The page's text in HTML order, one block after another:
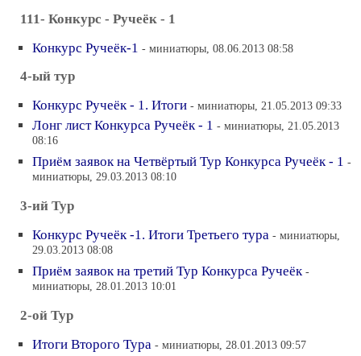
111- Конкурс - Ручеёк - 1
Конкурс Ручеёк-1 - миниатюры, 08.06.2013 08:58
4-ый тур
Конкурс Ручеёк - 1. Итоги - миниатюры, 21.05.2013 09:33
Лонг лист Конкурса Ручеёк - 1 - миниатюры, 21.05.2013
08:16
Приём заявок на Четвёртый Тур Конкурса Ручеёк - 1 -
миниатюры, 29.03.2013 08:10
3-ий Тур
Конкурс Ручеёк -1. Итоги Третьего тура - миниатюры,
29.03.2013 08:08
Приём заявок на третий Тур Конкурса Ручеёк -
миниатюры, 28.01.2013 10:01
2-ой Тур
Итоги Второго Тура - миниатюры, 28.01.2013 09:57